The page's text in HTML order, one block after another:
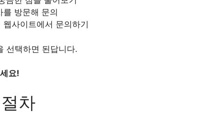
방문해 문의
사이트에서 문의하기
선택하면 된답니다.
요!
차